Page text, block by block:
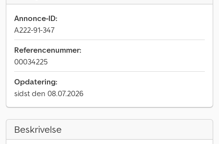
Annonce-ID:
A222-91-347
Referencenummer:
00034225
Opdatering:
sidst den 08.07.2026
Beskrivelse